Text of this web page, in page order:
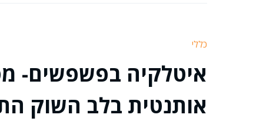
כללי
איטלקיה בפשפשים-
אותנטית בלב השוק